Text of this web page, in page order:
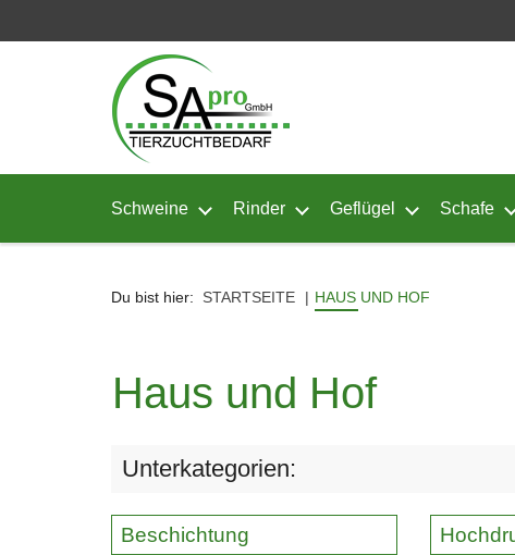
Schweine Untermenü von Schweine öffnen
Rinder Untermenü von Rinder
Geflügel Untermenü
Schafe
Du bist hier: STARTSEITE HAUS UND HOF
Haus und Hof
Unterkategorien:
Beschichtung